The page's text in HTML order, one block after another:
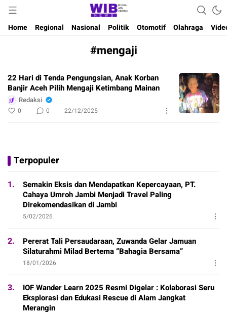
Wibnews
Waktu Indonesia Bicara
Home
Regional Nasional Politik Otomotif Olahraga
#mengaji
22 Hari di Tenda Pengungsian, Anak Korban
Banjir Aceh Pilih Mengaji Ketimbang Mainan
Redaksi
0 0 22/12/2025
Terpopuler
1.
Semakin Eksis dan Mendapatkan Kepercayaan, PT.
Cahaya Umroh Jambi Menjadi Travel Paling
Direkomendasikan di Jambi
5/02/2026
2.
Pererat Tali Persaudaraan, Zuwanda Gelar Jamuan
Silaturahmi Milad Bertema “Bahagia Bersama”
18/01/2026
3.
IOF Wander Learn 2025 Resmi Digelar : Kolaborasi Seru
Eksplorasi dan Edukasi Rescue di Alam Jangkat
Merangin